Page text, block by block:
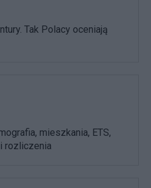
Tak Polacy oceniają
mieszkania, ETS,
rozliczenia